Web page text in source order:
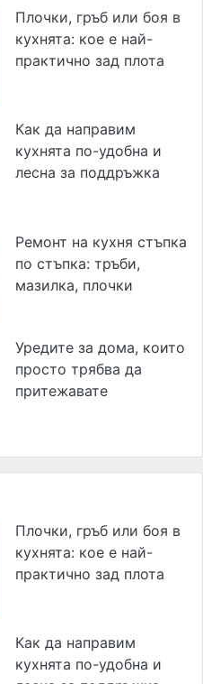
Плочки, гръб или боя в
кухнята: кое е най-
практично зад плота
Как да направим
кухнята по-удобна и
лесна за поддръжка
Ремонт на кухня стъпка
по стъпка: тръби,
мазилка, плочки
Уредите за дома, които
просто трябва да
притежавате
Плочки, гръб или боя в
кухнята: кое е най-
практично зад плота
Как да направим
кухнята по-удобна и